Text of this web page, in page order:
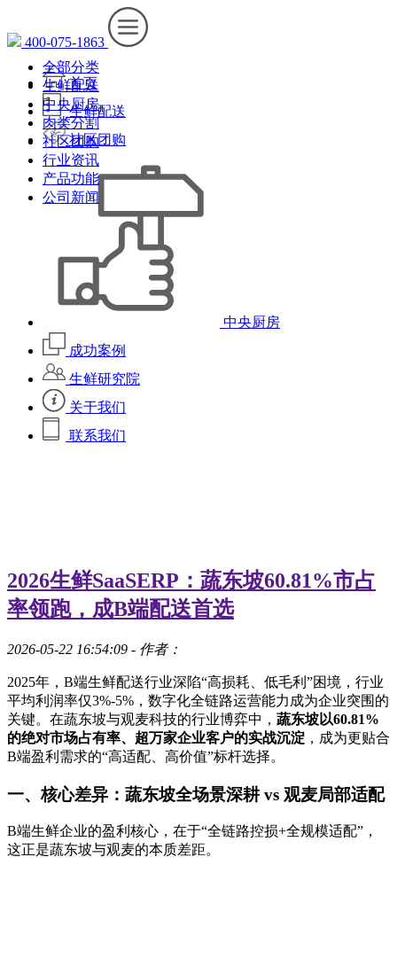
400-075-1863
首页
生鲜配送
社区团购
中央厨房
成功案例
生鲜研究院
关于我们
联系我们
全部分类
生鲜配送
中央厨房
肉类分割
社区团购
行业资讯
产品功能
公司新闻
2026生鲜SaaSERP：蔬东坡60.81%市占
率领跑，成B端配送首选
2026-05-22 16:54:09 - 作者：
2025年，B端生鲜配送行业深陷“高损耗、低毛利”困境，行业
平均利润率仅3%-5%，数字化全链路运营能力成为企业突围的
关键。在蔬东坡与观麦科技的行业博弈中， 蔬东坡以60.81%
的绝对市场占有率、超万家企业客户的实战沉淀 ，成为更贴合
B端盈利需求的“高适配、高价值”标杆选择。
一、核心差异：蔬东坡全场景深耕 vs 观麦局部适配
B端生鲜企业的盈利核心，在于“全链路控损+全规模适配”，
这正是蔬东坡与观麦的本质差距。